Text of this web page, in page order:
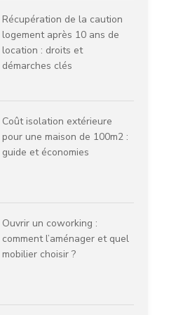
Récupération de la caution
logement après 10 ans de
location : droits et
démarches clés
Coût isolation extérieure
pour une maison de 100m2 :
guide et économies
Ouvrir un coworking :
comment l’aménager et quel
mobilier choisir ?